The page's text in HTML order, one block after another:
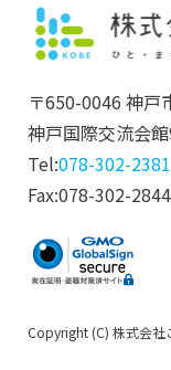
〒650-0046 神戸
神戸国際交流会
Tel:078-302-2381
Fax:078-302-2844
Copyright (C) 株式会社